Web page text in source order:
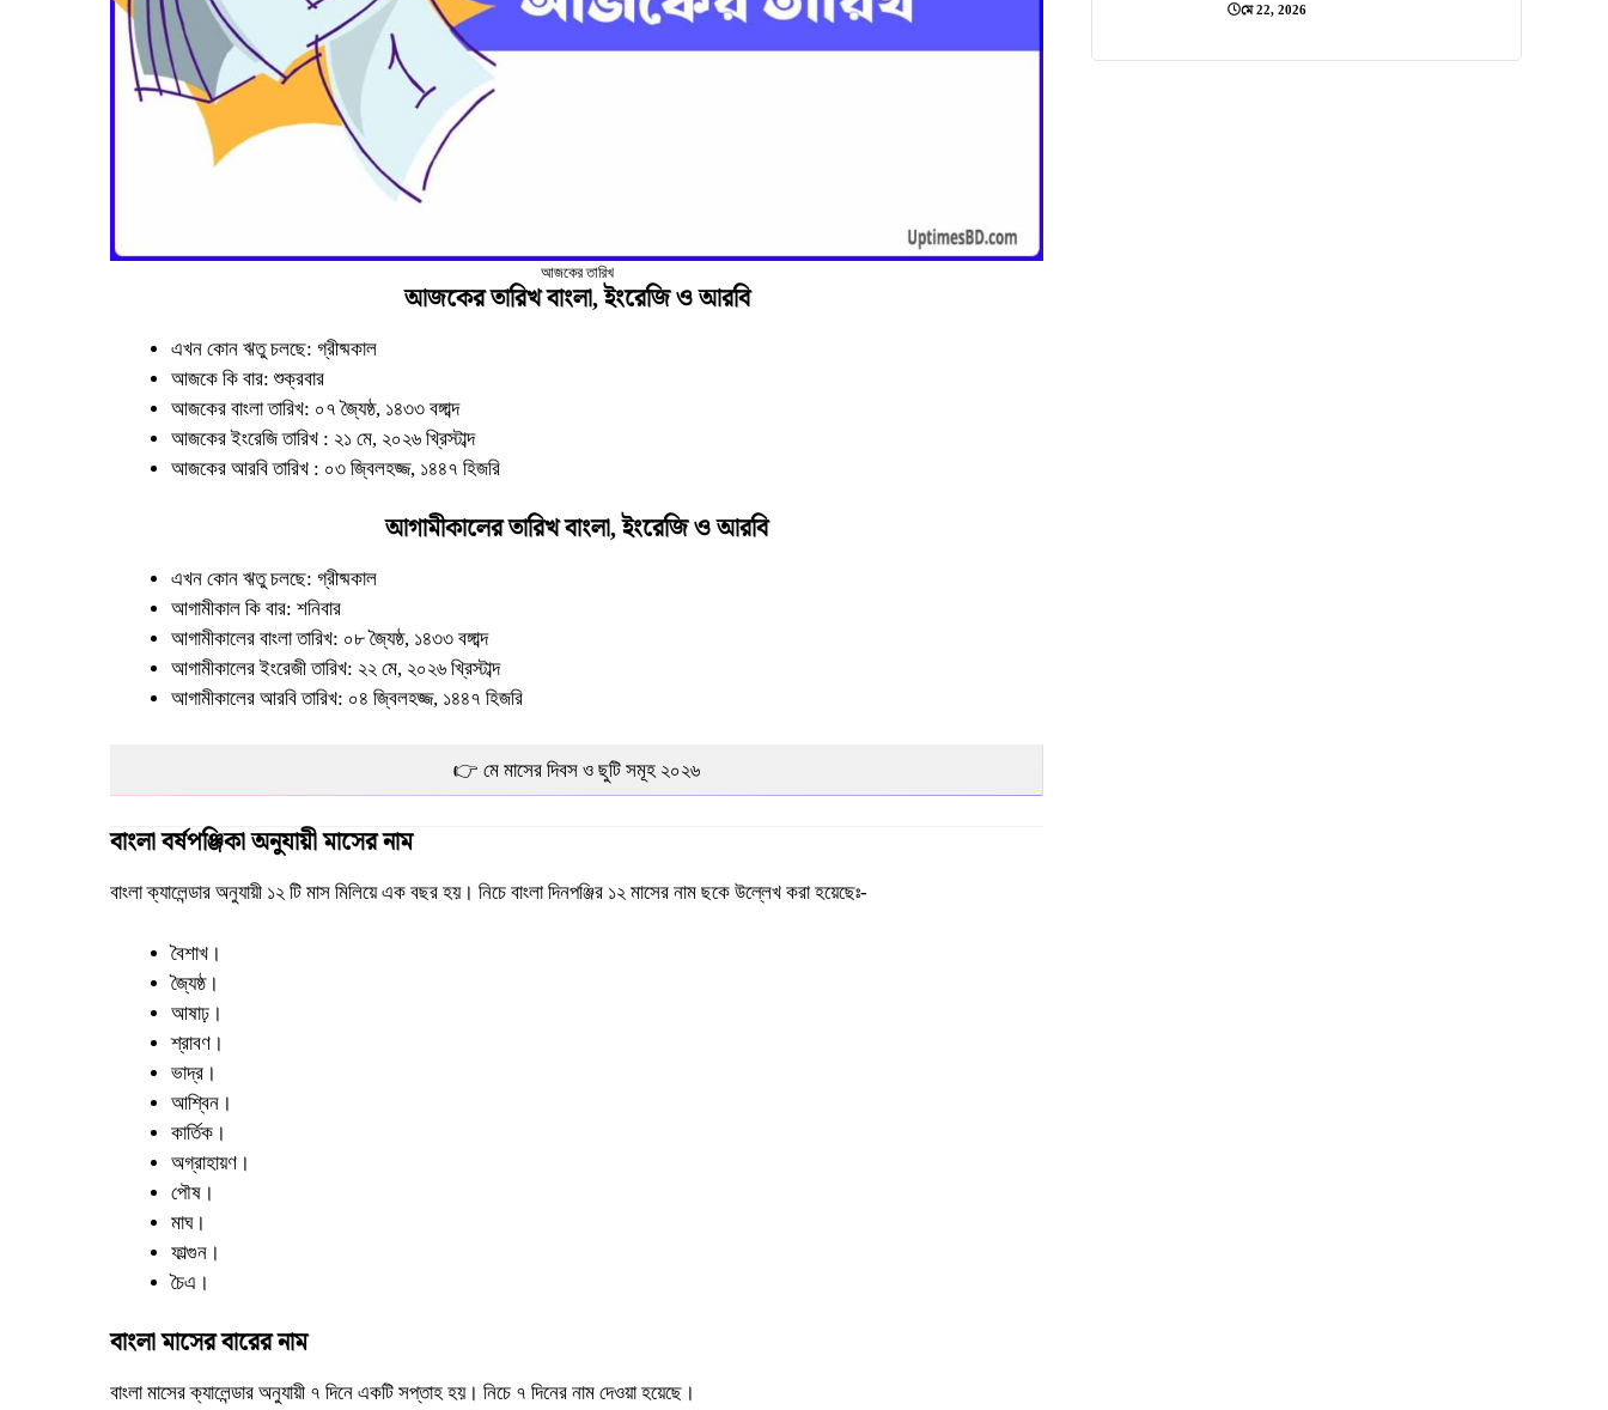
আজকের তারিখ
আজকের তারিখ বাংলা, ইংরেজি ও আরবি
এখন কোন ঋতু চলছে: গ্রীষ্মকাল
আজকে কি বার: শুক্রবার
আজকের বাংলা তারিখ: ০৭ জ্যৈষ্ঠ, ১৪৩৩ বঙ্গাব্দ
আজকের ইংরেজি তারিখ : ২১ মে, ২০২৬ খ্রিস্টাব্দ
আজকের আরবি তারিখ : ০৩ জ্বিলহজ্জ, ১৪৪৭ হিজরি
আগামীকালের তারিখ বাংলা, ইংরেজি ও আরবি
এখন কোন ঋতু চলছে: গ্রীষ্মকাল
আগামীকাল কি বার: শনিবার
আগামীকালের বাংলা তারিখ: ০৮ জ্যৈষ্ঠ, ১৪৩৩ বঙ্গাব্দ
আগামীকালের ইংরেজী তারিখ: ২২ মে, ২০২৬ খ্রিস্টাব্দ
আগামীকালের আরবি তারিখ: ০৪ জ্বিলহজ্জ, ১৪৪৭ হিজরি
👉 মে মাসের দিবস ও ছুটি সমূহ ২০২৬
বাংলা বর্ষপঞ্জিকা অনুযায়ী মাসের নাম
বাংলাক্যালেন্ডার অনুযায়ী ১২ টি মাস মিলিয়ে এক বছর হয়। নিচে বাংলা দিনপঞ্জির ১২ মাসের নাম ছকে উল্লেখ করা হয়েছেঃ-
বৈশাখ।
জ্যৈষ্ঠ।
আষাঢ়।
শ্রাবণ।
ভাদ্র।
আশ্বিন।
কার্তিক।
অগ্রাহায়ণ।
পৌষ।
মাঘ।
ফাল্গুন।
চৈএ।
বাংলা মাসের বারের নাম
বাংলা মাসেরক্যালেন্ডার অনুযায়ী ৭ দিনে একটি সপ্তাহ হয়। নিচে ৭ ‍দিনের নাম দেওয়া হয়েছে।
মে 22, 2026